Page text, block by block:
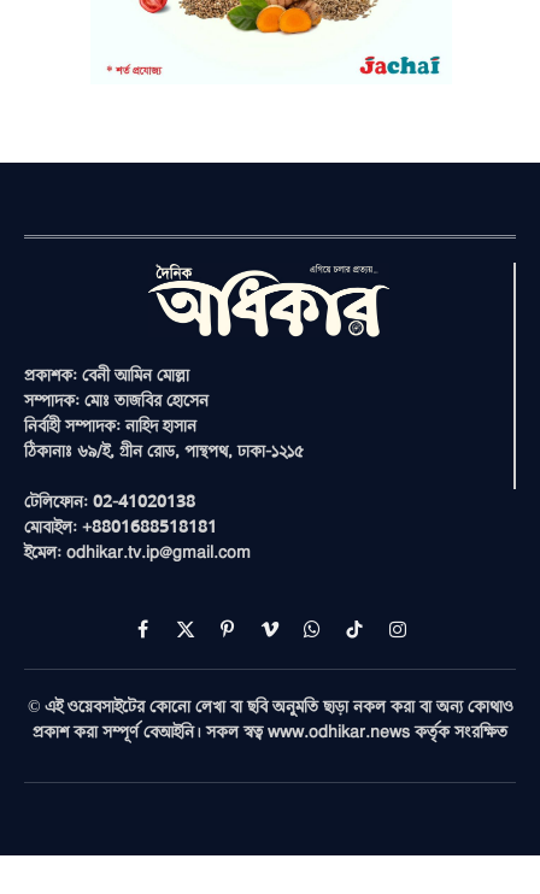
প্রকাশক: বেনী আমিন মোল্লা
সম্পাদক: মোঃ তাজবির হোসেন
নির্বাহী সম্পাদক: নাহিদ হাসান
ঠিকানাঃ ৬৯/ই, গ্রীন রোড, পান্থপথ, ঢাকা-১২১৫
টেলিফোন: 02-41020138
মোবাইল: +8801688518181
ইমেল: odhikar.tv.ip@gmail.com
Facebook
X
(Twitter)
PinterestVimeoWhatsAppTikTokInstagram
© এই ওয়েবসাইটের কোনো লেখা বা ছবি অনুমতি ছাড়া নকল করা বা অন্য কোথাও
প্রকাশ করা সম্পূর্ণ বেআইনি। সকল স্বত্ব www.odhikar.news কর্তৃক সংরক্ষিত